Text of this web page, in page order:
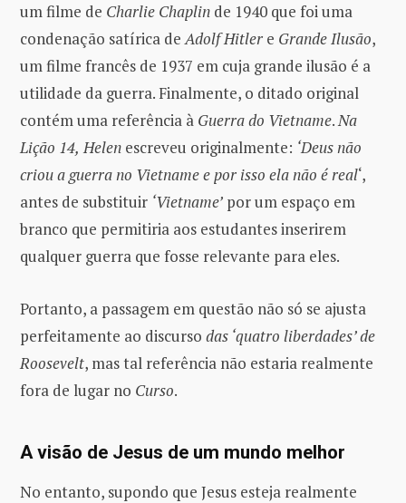
um filme de Charlie Chaplin de 1940 que foi uma
condenação satírica deAdolf Hitler e Grande Ilusão,
um filme francês de 1937 em cuja grande ilusão é a
utilidade da guerra. Finalmente, o ditado original
contém uma referência à Guerra do Vietname.Na
Lição 14, Helen escreveu originalmente: ‘Deus não
criou a guerra no Vietname e por isso ela não é real‘,
antes de substituir ‘Vietname’ por um espaço em
branco que permitiria aos estudantes inserirem
qualquer guerra que fosse relevante para eles.
Portanto, a passagem em questão não só se ajusta
perfeitamente ao discurso das ‘quatro liberdades’ de
Roosevelt, mas tal referência não estaria realmente
fora de lugar no Curso.
A visão de Jesus de um mundo melhor
No entanto, supondo que Jesus esteja realmente